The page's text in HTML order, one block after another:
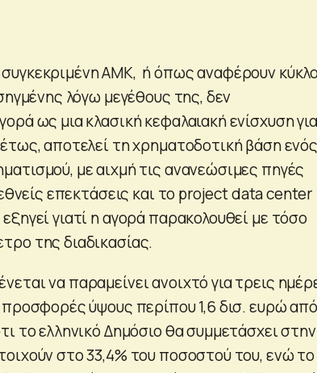
ΑΜΚ, ή όπως αναφέρουν
λόγω μεγέθους της, δεν
ως μια κλασική κεφαλαιακή ενίσχυση
αποτελεί τη χρηματοδοτική βάση ενός
με αιχμή τις ανανεώσιμες πηγές
επεκτάσεις και το project data center
γιατί η αγορά παρακολουθεί με τόσο
της διαδικασίας.
να παραμείνει ανοιχτό για τρεις
προσφορές ύψους περίπου 1,6 δισ. ευρώ από
το ελληνικό Δημόσιο θα συμμετάσχει στην
στο 33,4% του ποσοστού του, ενώ το